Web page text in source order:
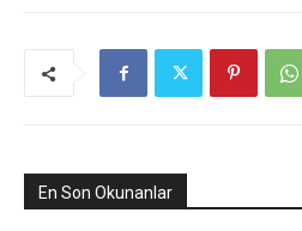
En Son Okunanlar